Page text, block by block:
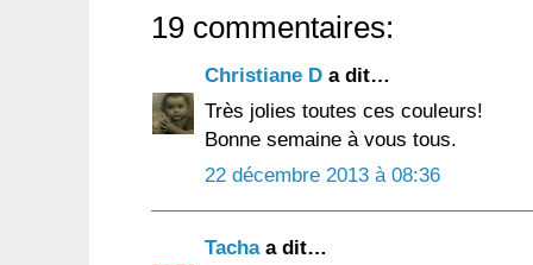
19 commentaires:
Christiane D a dit…
Très jolies toutes ces couleurs!
Bonne semaine à vous tous.
22 décembre 2013 à 08:36
Tachaa dit…